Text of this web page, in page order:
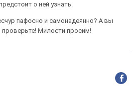
о ней узнать.
пафосно и самонадеянно? А вы
проверьте! Милости просим!